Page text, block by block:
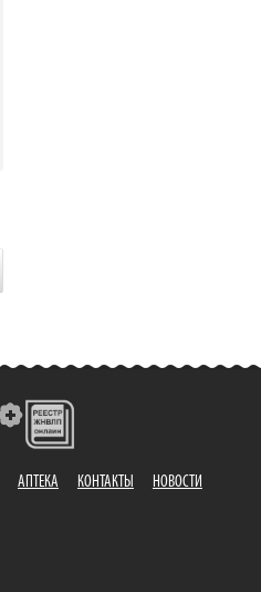
АПТЕКА КОНТАКТЫ НОВОСТИ